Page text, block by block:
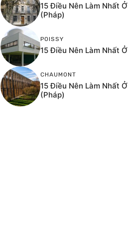
15 Điều Nên Làm Nhất
(Pháp)
POISSY
15 Điều Nên Làm Nhất
CHAUMONT
15 Điều Nên Làm Nhất
(Pháp)